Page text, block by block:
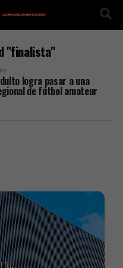
"finalista"
logra pasar a una
de fútbol amateur